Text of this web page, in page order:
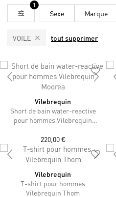
1
Sexe Marque
VOILE tout supprimer
Vilebrequin
Short de bain water-reactive
pour hommes Vilebrequin
220,00 €
Vilebrequin
T-shirt pour hommes
Vilebrequin Thom